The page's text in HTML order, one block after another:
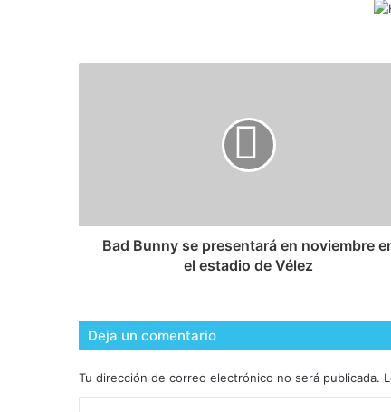
Bad Bunny se presentará en noviembre
el estadio de Vélez
Deja un comentario
Tu dirección de correo electrónico no será publicada.